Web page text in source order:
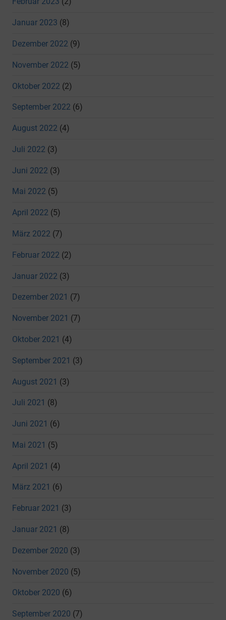
Januar 2023 (8)
Dezember 2022 (9)
November 2022 (5)
Oktober 2022 (2)
September 2022 (6)
August 2022 (4)
Juli 2022 (3)
Juni 2022 (3)
Mai 2022 (5)
April 2022 (5)
März 2022 (7)
Februar 2022 (2)
Januar 2022 (3)
Dezember 2021 (7)
November 2021 (7)
Oktober 2021 (4)
September 2021 (3)
August 2021 (3)
Juli 2021 (8)
Juni 2021 (6)
Mai 2021 (5)
April 2021 (4)
März 2021 (6)
Februar 2021 (3)
Januar 2021 (8)
Dezember 2020 (3)
November 2020 (5)
Oktober 2020 (6)
September 2020 (7)